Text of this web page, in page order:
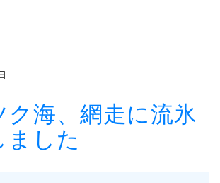
ク海、網走に流氷
した